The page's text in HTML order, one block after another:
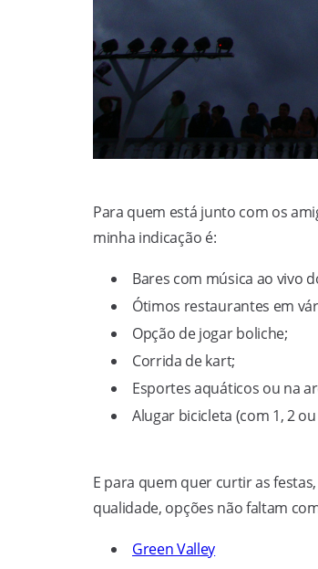
Para quem está junto com os
minha indicação é:
Bares com música ao vivo
Ótimos restaurantes em
Opção de jogar boliche;
Corrida de kart;
Esportes aquáticos ou na
Alugar bicicleta (com 1, 2
E para quem quer curtir as
qualidade, opções não faltam
Green Valley